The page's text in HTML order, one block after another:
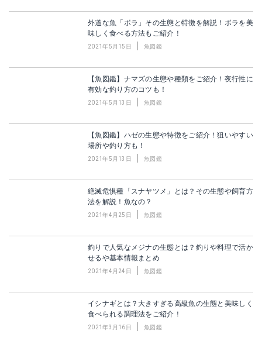
外道な魚「ボラ」その生態と特徴を解説！ボラを美
味しく食べる方法もご紹介！
2021年5月15日 魚図鑑
【魚図鑑】ナマズの生態や種類をご紹介！夜行性に
有効な釣り方のコツも！
2021年5月13日 魚図鑑
【魚図鑑】ハゼの生態や特徴をご紹介！狙いやすい
場所や釣り方も！
2021年5月13日 魚図鑑
絶滅危惧種「スナヤツメ」とは？その生態や飼育方
法を解説！魚なの？
2021年4月25日 魚図鑑
釣りで人気なメジナの生態とは？釣りや料理で活か
せるや基本情報まとめ
2021年4月24日 魚図鑑
イシナギとは？大きすぎる高級魚の生態と美味しく
食べられる調理法をご紹介！
2021年3月16日 魚図鑑